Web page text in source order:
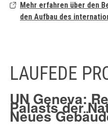
Mehr erfahren über den
den Aufbau des
LAUFEDE
UN Geneva:
Palasts der
Neues